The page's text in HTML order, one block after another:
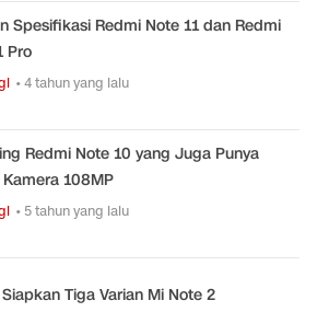
Spesifikasi Redmi Note 11 dan Redmi
Pro
• 4 tahun yang lalu
Redmi Note 10 yang Juga Punya
108MP
• 5 tahun yang lalu
Tiga Varian Mi Note 2